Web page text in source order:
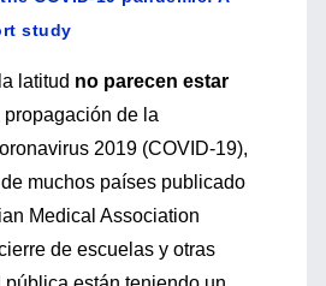
study
latitud no parecen estar
propagación de la
2019 (COVID-19),
muchos países publicado
Medical Association
de escuelas y otras